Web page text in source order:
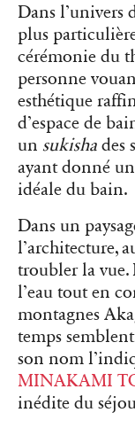
Dans l’univers
plus
cérémonie du
personne
esthétique
d’espace de
un sukisha des
ayant donné
idéale du bain.
Dans un
l’architecture,
troubler la vue.
l’eau tout en
montagnes
temps
son nom
MINAKAMI
inédite du